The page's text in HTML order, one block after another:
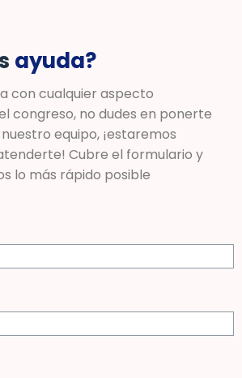
ayuda?
con cualquier aspecto
congreso, no dudes en ponerte
equipo, ¡estaremos
Cubre el formulario y
lo más rápido posible